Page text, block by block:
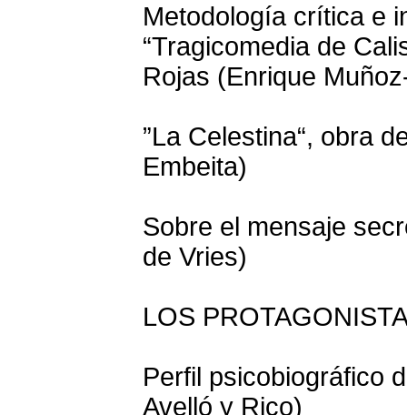
Metodología crítica e
“Tragicomedia de
Rojas (Enrique
”La Celestina“, obra
Embeita)
Sobre el mensaje
de Vries)
LOS
Perfil psicobiográfico
Avelló y Rico)